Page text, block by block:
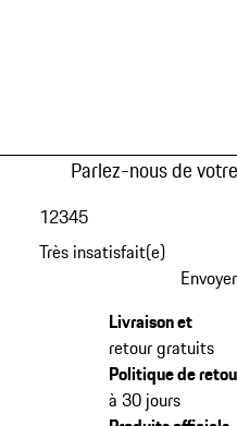
Parlez-nous de
Très insatisfait(e)
12345
Livraison et
retour gratuits
Politique de
à 30 jours